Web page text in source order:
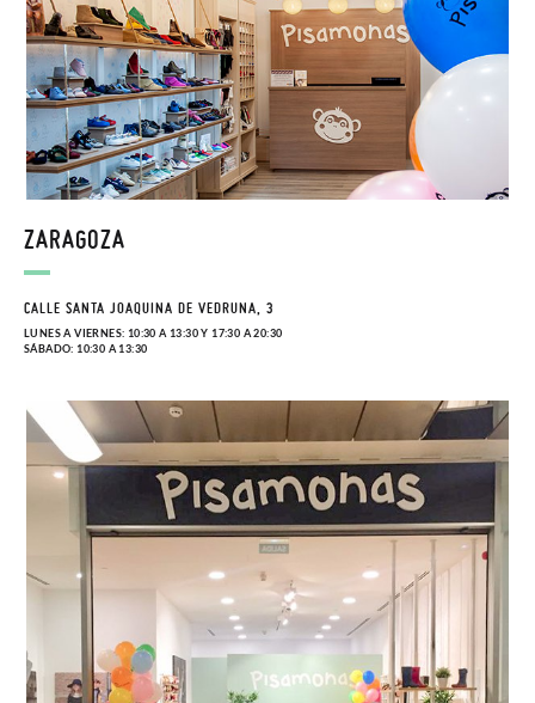
ZARAGOZA
CALLE SANTA JOAQUINA DE VEDRUNA, 3
LUNES A VIERNES: 10:30 A 13:30 Y 17:30 A 20:30
SÁBADO: 10:30 A 13:30